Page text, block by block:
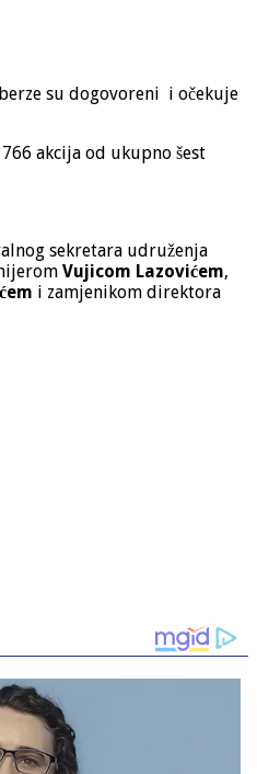
su dogovoreni i očekuje
akcija od ukupno šest
sekretara udruženja
Vujicom Lazovićem,
i zamjenikom direktora